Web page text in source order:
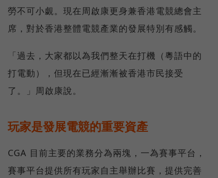
勞不可小覷。現在周啟康更身兼香港電競總會主
席，對於香港整體電競產業的發展特別有感觸。
「過去，大家都以為我們整天在打機（粵語中的
打電動），但現在已經漸漸被香港市民接受
了。」周啟康說。
玩家是發展電競的重要資產
CGA 目前主要的業務分為兩塊，一為賽事平台，
賽事平台提供所有玩家自主舉辦比賽，提供完善